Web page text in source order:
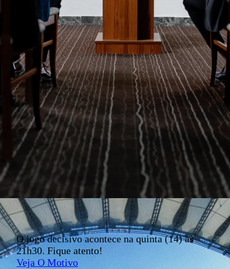
O jogo decisivo acontece na quinta (14) às
21h30. Fique atento!
Veja O Motivo